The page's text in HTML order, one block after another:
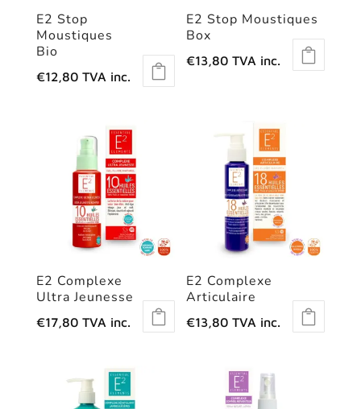
E2 Stop
Moustiques
Bio
€12,80 TVA inc.
E2 Stop Moustiques
Box
€13,80 TVA inc.
E2 Complexe
Ultra Jeunesse
€17,80 TVA inc.
E2 Complexe
Articulaire
€13,80 TVA inc.